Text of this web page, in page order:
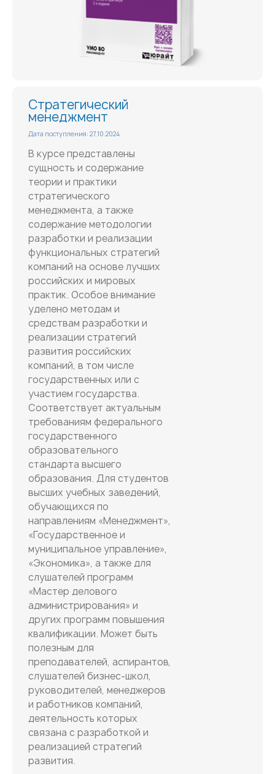
Стратегический
менеджмент
Дата поступления: 27.10.2024
В курсе представлены
сущность и содержание
теории и практики
стратегического
менеджмента, а также
содержание методологии
разработки и реализации
функциональных стратегий
компаний на основе лучших
российских и мировых
практик. Особое внимание
уделено методам и
средствам разработки и
реализации стратегий
развития российских
компаний, в том числе
государственных или с
участием государства.
Соответствует актуальным
требованиям федерального
государственного
образовательного
стандарта высшего
образования. Для студентов
высших учебных заведений,
обучающихся по
направлениям «Менеджмент»,
«Государственное и
муниципальное управление»,
«Экономика», а также для
слушателей программ
«Мастер делового
администрирования» и
других программ повышения
квалификации. Может быть
полезным для
преподавателей, аспирантов,
слушателей бизнес-школ,
руководителей, менеджеров
и работников компаний,
деятельность которых
связана с разработкой и
реализацией стратегий
развития.